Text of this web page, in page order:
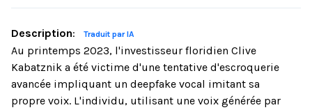
Description: Traduit par IA
Au printemps 2023, l'investisseur floridien Clive
Kabatznik a été victime d'une tentative d'escroquerie
avancée impliquant un deepfake vocal imitant sa
propre voix. L'individu, utilisant une voix générée par